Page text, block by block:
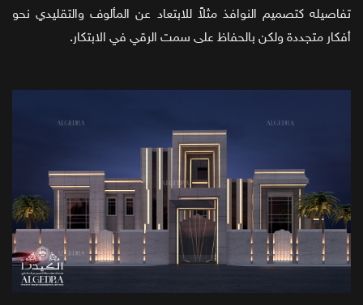
تفاصيله كتصميم النوافذ مثلاً للابتعاد عن المألوف والتقليدي نحو
أفكار متجددة ولكن بالحفاظ على سمت الرقي في الابتكار.